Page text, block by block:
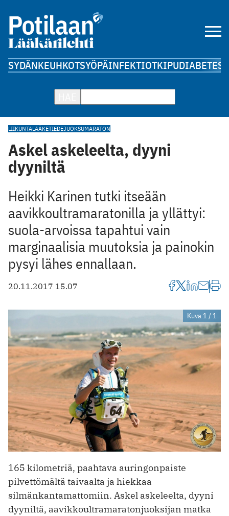
SYDÄNKEUHKOTSYÖPÄINFEKTIOTKIPUDIABETES
LIIKUNTALÄÄKETIEDEJUOKSUMARATON
Askel askeleelta, dyyni
dyyniltä
Heikki Karinen tutki itseään
aavikkoultramaratonilla ja yllättyi:
suola-arvoissa tapahtui vain
marginaalisia muutoksia ja painokin
pysyi lähes ennallaan.
20.11.2017 15.07
Kuva 1 / 1
165 kilometriä, paahtava auringonpaiste
pilvettömältä taivaalta ja hiekkaa
silmänkantamattomiin. Askel askeleelta, dyyni
dyyniltä, aavikkoultramaratonjuoksijan matka